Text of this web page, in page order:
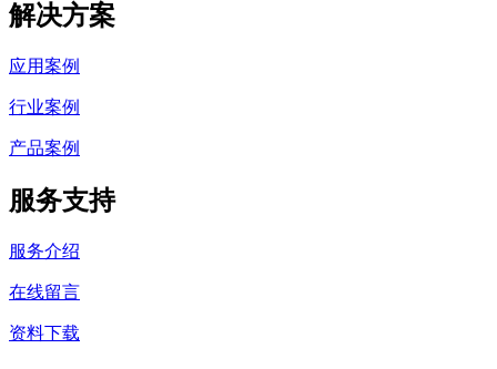
解决方案
应用案例
行业案例
产品案例
服务支持
服务介绍
在线留言
资料下载